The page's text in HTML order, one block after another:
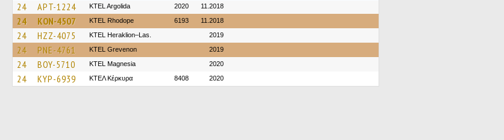
24 APT-1224 KTEL Argolida 2020 11.2018
24 KON-4507 KTEL Rhodope 6193 11.2018
24 HZZ-4075 KTEL Heraklion–Las. 2019
24 PNE-4761 ΚΤΕL Grevenon 2019
24 BOY-5710 ΚΤΕL Magnesia 2020
24 KYP-6939 ΚΤΕΛ Κέρκυρα 8408 2020